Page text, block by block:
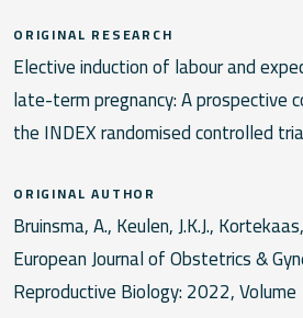
ORIGINAL RESEARCH
Elective induction of labour and
late-term pregnancy: A prospective
the INDEX randomised controlled
ORIGINAL AUTHOR
Bruinsma, A., Keulen, J.K.J.,
European Journal of Obstetrics &
Reproductive Biology: 2022,